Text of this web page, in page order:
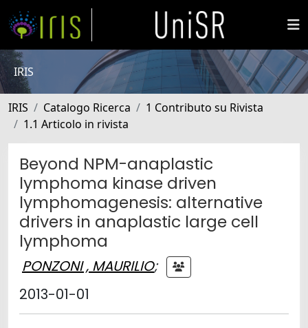
IRIS
IRIS Catalogo Ricerca
1 Contributo su Rivista
1.1 Articolo in rivista
Beyond NPM-anaplastic
lymphoma kinase driven
lymphomagenesis: alternative
drivers in anaplastic large cell
lymphoma
PONZONI , MAURILIO;
2013-01-01